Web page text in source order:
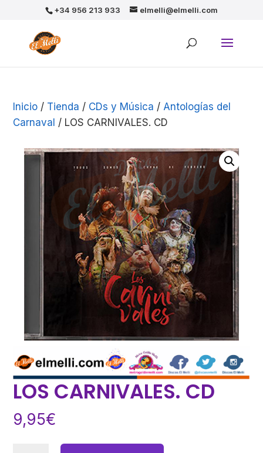
+34 956 213 933 elmelli@elmelli.com
Inicio / Tienda / CDs y Música / Antologías del
Carnaval / LOS CARNIVALES. CD
LOS CARNIVALES. CD
9,95€